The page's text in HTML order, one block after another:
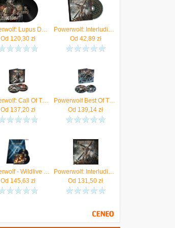
Powerwolf: Lupus Dei 15th Anniversary Edition [Winyl]
Od 120,30 zł
Powerwolf: Interludium [CD]
Od 42,89 zł
Powerwolf: Call Of The Wild (Limited) (digibook) [2CD]
Od 137,20 zł
Powerwolf Best Of The Blessed (Deluxe Edition)
Od 139,14 zł
Powerwolf - Wildlive Live At Olympiahalle (2xWinyl)
Od 145,63 zł
Powerwolf: Interludium [Winyl]
Od 131,50 zł